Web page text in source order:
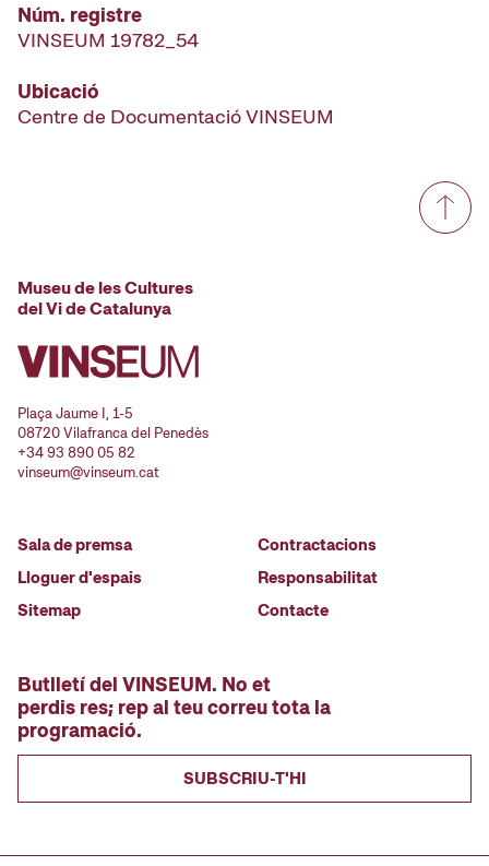
Núm. registre
VINSEUM 19782_54
Ubicació
Centre de Documentació VINSEUM
Museu de les Cultures
del Vi de Catalunya
Plaça Jaume I, 1-5
08720 Vilafranca del Penedès
+34 93 890 05 82
vinseum@vinseum.cat
Sala de premsa
Lloguer d'espais
Sitemap
Contractacions
Responsabilitat
Contacte
Butlletí del VINSEUM. No et
perdis res; rep al teu correu tota la
programació.
SUBSCRIU-T'HI